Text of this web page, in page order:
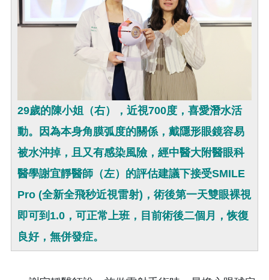
29歲的陳小姐（右），近視700度，喜愛潛水活
動。因為本身角膜弧度的關係，戴隱形眼鏡容易
被水沖掉，且又有感染風險，經中醫大附醫眼科
醫學謝宜靜醫師（左）的評估建議下接受SMILE
Pro (全新全飛秒近視雷射)，術後第一天雙眼裸視
即可到1.0，可正常上班，目前術後二個月，恢復
良好，無併發症。